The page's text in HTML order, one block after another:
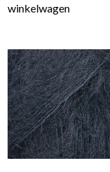
winkelwagen